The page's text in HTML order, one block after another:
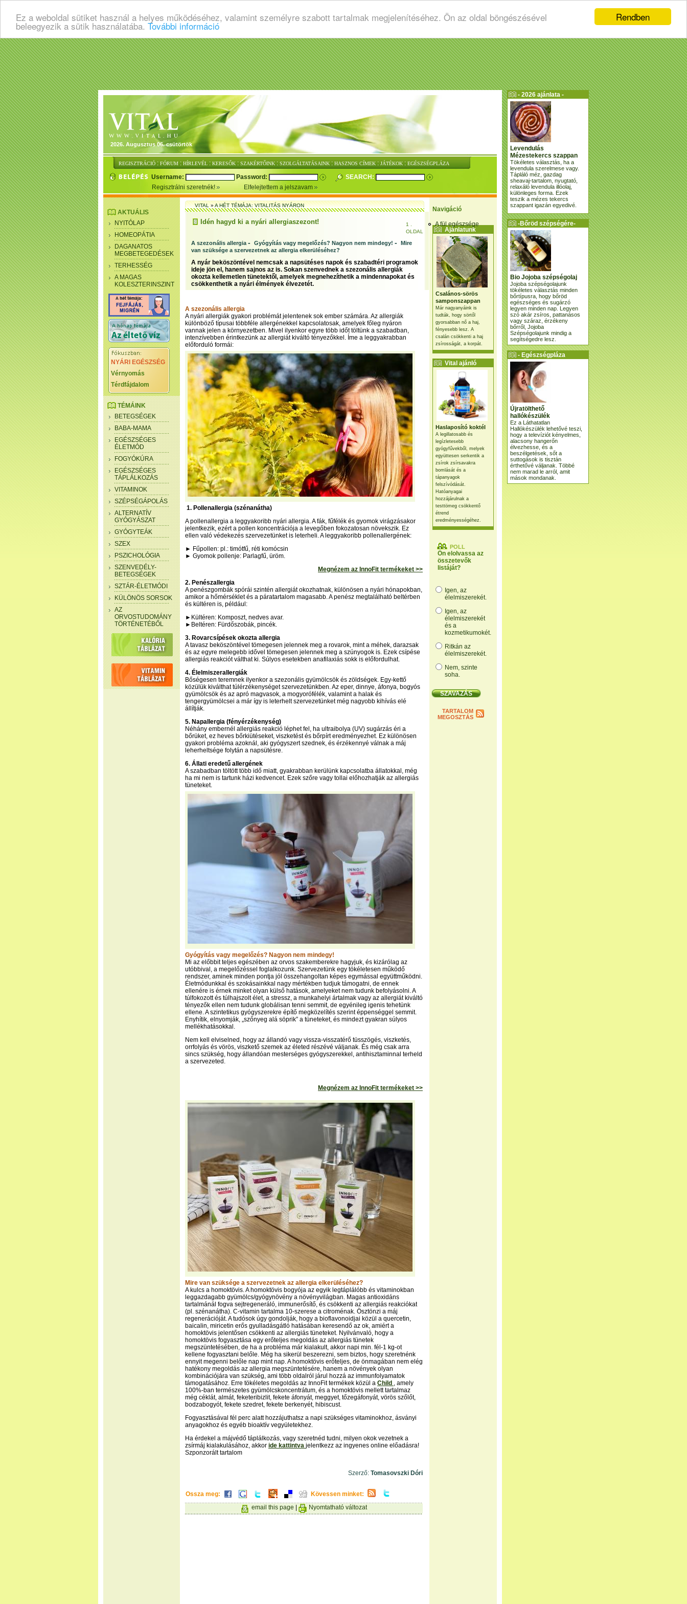
Rendben
Ez a weboldal sütiket használ a helyes működéséhez, valamint személyre szabott tartalmak megjelenítéséhez. Ön az oldal böngészésével
beleegyezik a sütik használatába. További információ
2026. Augusztus 06. csütörtök
REGISZTRÁCIÓ : FÓRUM : HÍRLEVÉL : KERESŐK : SZAKÉRTŐINK : SZOLGÁLTATÁSAINK : HASZNOS CÍMEK : JÁTÉKOK : EGÉSZSÉGPLÁZA
Username: Password:
SEARCH:
Regisztrálni szeretnék!
Elfelejtettem a jelszavam
Navigáció
A fül egészsége
Ajánlatunk
Csalános-sörös
samponszappan
Már nagyanyáink is
tudták, hogy sörtől
gyorsabban nő a haj,
fényesebb lesz. A
csalán csökkenti a haj
zsírosságát, a korpát.
Vital ajánló
Haslaposító koktél
A legillatosabb és
legízletesebb
gyógyfűvekből, melyek
együttesen serkentik a
zsírok zsírsavakra
bomlását és a
tápanyagok
felszívódását.
Hatóanyagai
hozzájárulnak a
testtömeg csökkentő
étrend
eredményességéhez.
POLL
Ön elolvassa az
összetevők
listáját?
Igen, az
élelmiszerekét.
Igen, az
élelmiszerekét
és a
kozmetikumokét.
Ritkán az
élelmiszerekét.
Nem, szinte
soha.
TARTALOM
MEGOSZTÁS
AKTUÁLIS
NYITÓLAP
HOMEOPÁTIA
DAGANATOS
MEGBETEGEDÉSEK
TERHESSÉG
A MAGAS
KOLESZTERINSZINT
NYÁRI EGÉSZSÉG
Vérnyomás
Térdfájdalom
TÉMÁINK
BETEGSÉGEK
BABA-MAMA
EGÉSZSÉGES
ÉLETMÓD
FOGYÓKÚRA
EGÉSZSÉGES
TÁPLÁLKOZÁS
VITAMINOK
SZÉPSÉGÁPOLÁS
ALTERNATÍV
GYÓGYÁSZAT
GYÓGYTEÁK
SZEX
PSZICHOLÓGIA
SZENVEDÉLY-
BETEGSÉGEK
SZTÁR-ÉLETMÓDI
KÜLÖNÖS SORSOK
AZ
ORVOSTUDOMÁNY
TÖRTÉNETÉBŐL
VITAL»A HÉT TÉMÁJA: VITALITÁS NYÁRON
Idén hagyd ki a nyári allergiaszezont!
1 .
OLDAL
A szezonális allergia - Gyógyítás vagy megelőzés? Nagyon nem mindegy! - Mire
van szüksége a szervezetnek az allergia elkerüléséhez?
A nyár beköszöntével nemcsak a napsütéses napok és szabadtéri programok
ideje jön el, hanem sajnos az is. Sokan szenvednek a szezonális allergiák
okozta kellemetlen tünetektől, amelyek megnehezíthetik a mindennapokat és
csökkenthetik a nyári élmények élvezetét.
A szezonális allergia
A nyári allergiák gyakori problémát jelentenek sok ember számára. Az allergiák
különböző típusai többféle allergénekkel kapcsolatosak, amelyek főleg nyáron
vannak jelen a környezetben. Mivel ilyenkor egyre több időt töltünk a szabadban,
intenzívebben érintkezünk az allergiát kiváltó tényezőkkel. Íme a leggyakrabban
előforduló formái:
1. Pollenallergia (szénanátha)
A pollenallergia a leggyakoribb nyári allergia. A fák, fűfélék és gyomok virágzásakor
jelentkezik, ezért a pollen koncentrációja a levegőben fokozatosan növekszik. Ez
ellen való védekezés szervezetünket is leterheli. A leggyakoribb pollenallergének:
► Fűpollen: pl.: timótfű, réti komócsin
► Gyomok pollenje: Parlagfű, üröm.
Megnézem az InnoFit termékeket >>
2. Penészallergia
A penészgombák spórái szintén allergiát okozhatnak, különösen a nyári hónapokban,
amikor a hőmérséklet és a páratartalom magasabb. A penész megtalálható beltérben
és kültéren is, például:
►Kültéren: Komposzt, nedves avar.
►Beltéren: Fürdőszobák, pincék.
3. Rovarcsípések okozta allergia
A tavasz beköszöntével tömegesen jelennek meg a rovarok, mint a méhek, darazsak
és az egyre melegebb idővel tömegesen jelennek meg a szúnyogok is. Ezek csípése
allergiás reakciót válthat ki. Súlyos esetekben anafilaxiás sokk is előfordulhat.
4. Élelmiszerallergiák
Bőségesen teremnek ilyenkor a szezonális gyümölcsök és zöldségek. Egy-kettő
közülük kiválthat túlérzékenységet szervezetünkben. Az eper, dinnye, áfonya, bogyós
gyümölcsök és az apró magvasok, a mogyorófélék, valamint a halak és
tengergyümölcsei a már így is leterhelt szervezetünket még nagyobb kihívás elé
állítják.
5. Napallergia (fényérzékenység)
Néhány embernél allergiás reakció léphet fel, ha ultraibolya (UV) sugárzás éri a
bőrüket, ez heves bőrkiütéseket, viszketést és bőrpírt eredményezhet. Ez különösen
gyakori probléma azoknál, aki gyógyszert szednek, és érzékennyé válnak a máj
leherheltsége folytán a napsütésre.
6. Állati eredetű allergének
A szabadban töltött több idő miatt, gyakrabban kerülünk kapcsolatba állatokkal, még
ha mi nem is tartunk házi kedvencet. Ezek szőre vagy tollai előhozhatják az allergiás
tüneteket.
Gyógyítás vagy megelőzés? Nagyon nem mindegy!
Mi az előbbit teljes egészében az orvos szakemberekre hagyjuk, és kizárólag az
utóbbival, a megelőzéssel foglalkozunk. Szervezetünk egy tökéletesen működő
rendszer, aminek minden pontja jól összehangoltan képes egymással együttműködni.
Életmódunkkal és szokásainkkal nagy mértékben tudjuk támogatni, de ennek
ellenére is érnek minket olyan külső hatások, amelyeket nem tudunk befolyásolni. A
túlfokozott és túlhajszolt élet, a stressz, a munkahelyi ártalmak vagy az allergiát kiváltó
tényezők ellen nem tudunk globálisan tenni semmit, de egyénileg igenis tehetünk
ellene. A szintetikus gyógyszerekre építő megközelítés szerint éppenséggel semmit.
Enyhítik, elnyomják, „szőnyeg alá söprik” a tüneteket, és mindezt gyakran súlyos
mellékhatásokkal.
Nem kell elviselned, hogy az állandó vagy vissza-visszatérő tüsszögés, viszketés,
orrfolyás és vörös, viszkető szemek az életed részévé váljanak. És még csak arra
sincs szükség, hogy állandóan mesterséges gyógyszerekkel, antihisztaminnal terheld
a szervezeted.
Megnézem az InnoFit termékeket >>
Mire van szüksége a szervezetnek az allergia elkerüléséhez?
A kulcs a homoktövis. A homoktövis bogyója az egyik legtáplálóbb és vitaminokban
leggazdagabb gyümölcs/gyógynövény a növényvilágban. Magas antioxidáns
tartalmánál fogva sejtregeneráló, immunerősítő, és csökkenti az allergiás reakciókat
(pl. szénanátha). C-vitamin tartalma 10-szerese a citroménak. Ösztönzi a máj
regenerációját. A tudósok úgy gondolják, hogy a bioflavonoidjai közül a quercetin,
baicalin, miricetin erős gyulladásgátló hatásában keresendő az ok, amiért a
homoktövis jelentősen csökkenti az allergiás tüneteket. Nyilvánvaló, hogy a
homoktövis fogyasztása egy erőteljes megoldás az allergiás tünetek
megszüntetésében, de ha a probléma már kialakult, akkor napi min. fél-1 kg-ot
kellene fogyasztani belőle. Még ha sikerül beszerezni, sem biztos, hogy szeretnénk
ennyit megenni belőle nap mint nap. A homoktövis erőteljes, de önmagában nem elég
hatékony megoldás az allergia megszüntetésére, hanem a növények olyan
kombinációjára van szükség, ami több oldalról járul hozzá az immunfolyamatok
támogatásához. Erre tökéletes megoldás az InnoFit termékek közül a Child , amely
100%-ban természetes gyümölcskoncentrátum, és a homoktövis mellett tartalmaz
még céklát, almát, feketeribizlit, fekete áfonyát, meggyet, tőzegáfonyát, vörös szőlőt,
bodzabogyót, fekete szedret, fekete berkenyét, hibiscust.
Fogyasztásával fél perc alatt hozzájuthatsz a napi szükséges vitaminokhoz, ásványi
anyagokhoz és egyéb bioaktív vegyületekhez.
Ha érdekel a májvédő táplálkozás, vagy szeretnéd tudni, milyen okok vezetnek a
zsírmáj kialakulásához, akkor ide kattintva jelentkezz az ingyenes online előadásra!
Szponzorált tartalom
Szerző: Tomasovszki Dóri
Ossza meg:
Kövessen minket:
email this page| Nyomtatható változat
- 2026 ajánlata -
Levendulás
Mézestekercs szappan
Tökéletes választás, ha a
levendula szerelmese vagy.
Tápláló méz, gazdag
sheavaj-tartalom, nyugtató,
relaxáló levendula illóolaj,
különleges forma. Ezek
teszik a mézes tekercs
szappant igazán egyedivé.
-Bőröd szépségére-
Bio Jojoba szépségolaj
Jojoba szépségolajunk
tökéletes választás minden
bőrtípusra, hogy bőröd
egészséges és sugárzó
legyen minden nap. Legyen
szó akár zsíros, pattanásos
vagy száraz, érzékeny
bőrről, Jojoba
Szépségolajunk mindig a
segítségedre lesz.
- Egészségpláza
ajánlatunk -
Újratölthető
hallókészülék
Ez a Láthatatlan
Hallókészülék lehetővé teszi,
hogy a televíziót kényelmes,
alacsony hangerőn
élvezhesse, és a
beszélgetések, sőt a
suttogások is tisztán
érthetővé váljanak. Többé
nem marad le arról, amit
mások mondanak.